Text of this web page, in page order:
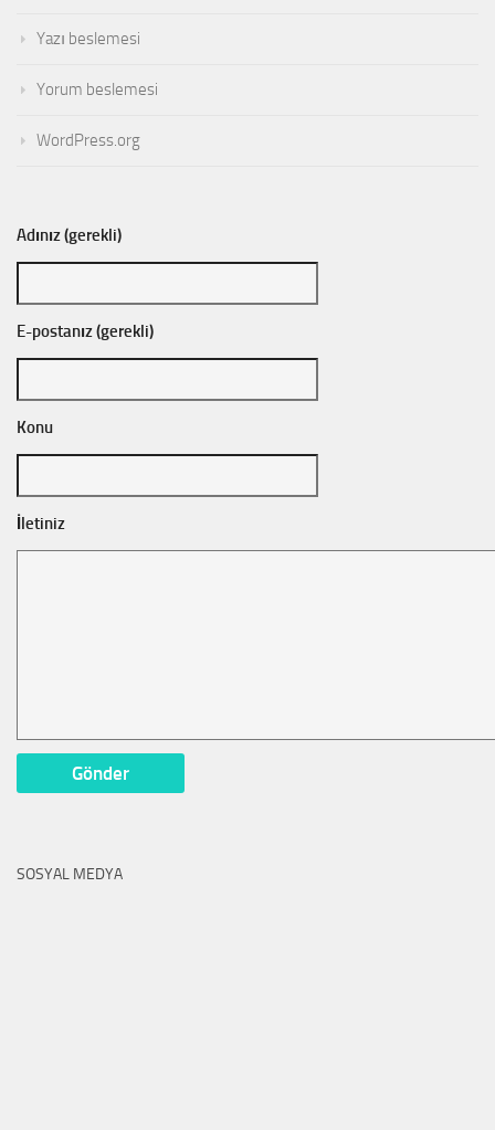
Yazı beslemesi
Yorum beslemesi
WordPress.org
Adınız (gerekli)
E-postanız (gerekli)
Konu
İletiniz
SOSYAL MEDYA